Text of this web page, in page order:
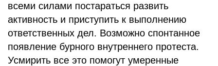
всеми силами постараться развить
активность и приступить к выполнению
ответственных дел. Возможно спонтанное
появление бурного внутреннего протеста.
Усмирить все это помогут умеренные